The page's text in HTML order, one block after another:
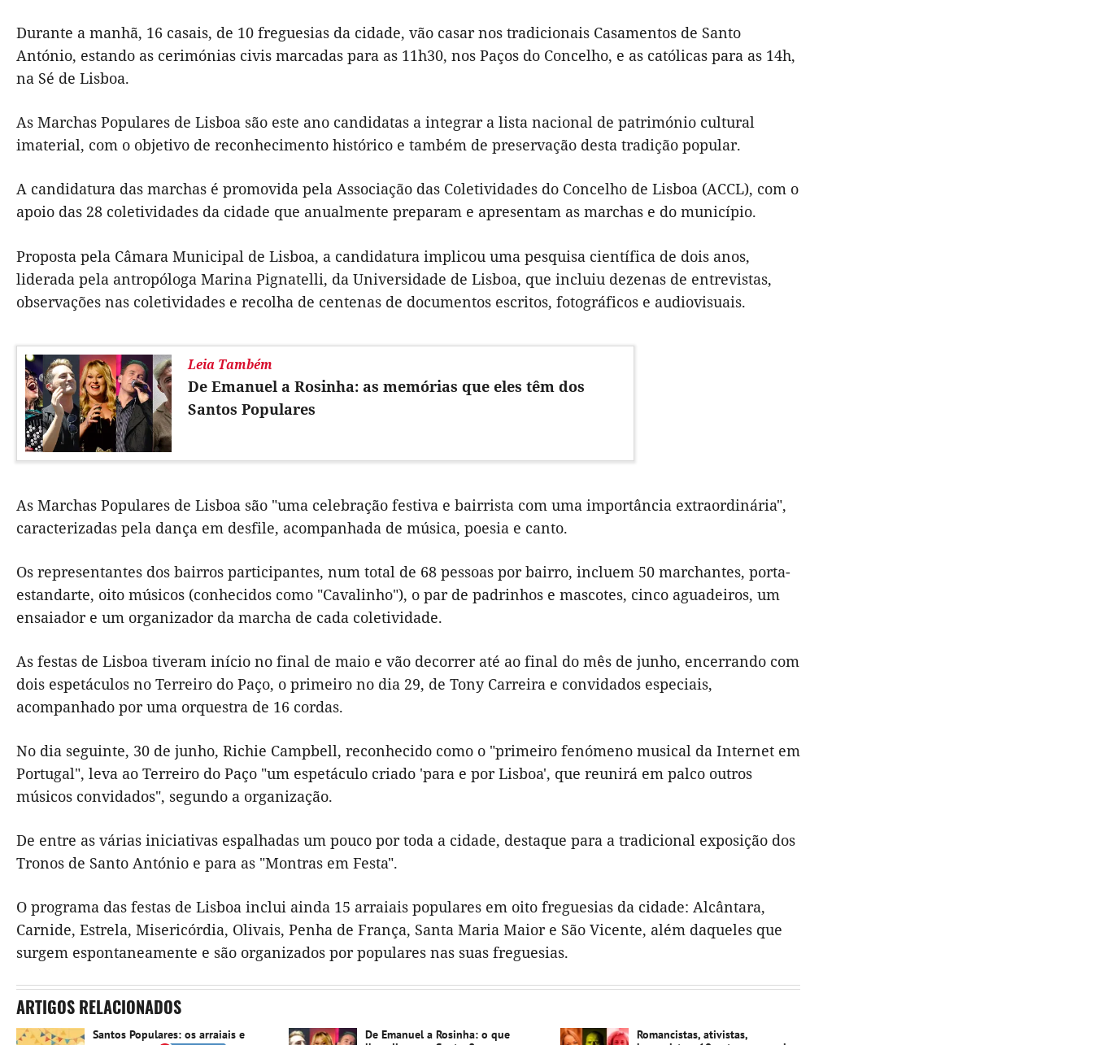
Durante a manhã, 16 casais, de 10 freguesias da cidade, vão casar nos tradicionais Casamentos de Santo
António, estando as cerimónias civis marcadas para as 11h30, nos Paços do Concelho, e as católicas para as 14h,
na Sé de Lisboa.
As Marchas Populares de Lisboa são este ano candidatas a integrar a lista nacional de património cultural
imaterial, com o objetivo de reconhecimento histórico e também de preservação desta tradição popular.
A candidatura das marchas é promovida pela Associação das Coletividades do Concelho de Lisboa (ACCL), com o
apoio das 28 coletividades da cidade que anualmente preparam e apresentam as marchas e do município.
Proposta pela Câmara Municipal de Lisboa, a candidatura implicou uma pesquisa científica de dois anos,
liderada pela antropóloga Marina Pignatelli, da Universidade de Lisboa, que incluiu dezenas de entrevistas,
observações nas coletividades e recolha de centenas de documentos escritos, fotográficos e audiovisuais.
Leia Também
De Emanuel a Rosinha: as memórias que eles têm dos
Santos Populares
As Marchas Populares de Lisboa são "uma celebração festiva e bairrista com uma importância extraordinária",
caracterizadas pela dança em desfile, acompanhada de música, poesia e canto.
Os representantes dos bairros participantes, num total de 68 pessoas por bairro, incluem 50 marchantes, porta-
estandarte, oito músicos (conhecidos como "Cavalinho"), o par de padrinhos e mascotes, cinco aguadeiros, um
ensaiador e um organizador da marcha de cada coletividade.
As festas de Lisboa tiveram início no final de maio e vão decorrer até ao final do mês de junho, encerrando com
dois espetáculos no Terreiro do Paço, o primeiro no dia 29, de Tony Carreira e convidados especiais,
acompanhado por uma orquestra de 16 cordas.
No dia seguinte, 30 de junho, Richie Campbell, reconhecido como o "primeiro fenómeno musical da Internet em
Portugal", leva ao Terreiro do Paço "um espetáculo criado 'para e por Lisboa', que reunirá em palco outros
músicos convidados", segundo a organização.
De entre as várias iniciativas espalhadas um pouco por toda a cidade, destaque para a tradicional exposição dos
Tronos de Santo António e para as "Montras em Festa".
O programa das festas de Lisboa inclui ainda 15 arraiais populares em oito freguesias da cidade: Alcântara,
Carnide, Estrela, Misericórdia, Olivais, Penha de França, Santa Maria Maior e São Vicente, além daqueles que
surgem espontaneamente e são organizados por populares nas suas freguesias.
ARTIGOS RELACIONADOS
Santos Populares: os arraiais e
De Emanuel a Rosinha: o que
Romancistas, ativistas,